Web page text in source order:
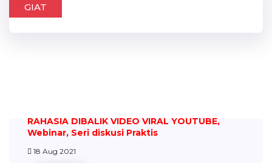
GIAT
RAHASIA DIBALIK VIDEO VIRAL YOUTUBE,
Webinar, Seri diskusi Praktis
18 Aug 2021